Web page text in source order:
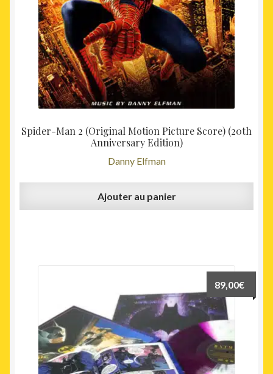
Spider-Man 2 (Original Motion Picture Score) (20th
Anniversary Edition)
Danny Elfman
Ajouter au panier
89,00€